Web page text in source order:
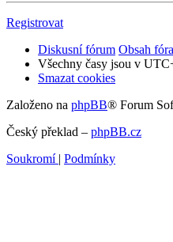
Registrovat
Diskusní fórum Obsah fóra
Všechny časy jsou v
Smazat cookies
Založeno na phpBB® Forum
Český překlad – phpBB.cz
Soukromí | Podmínky